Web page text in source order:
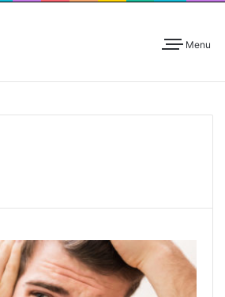
Menu